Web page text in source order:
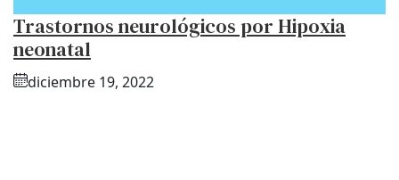
Trastornos neurológicos por Hipoxia
neonatal
diciembre 19, 2022